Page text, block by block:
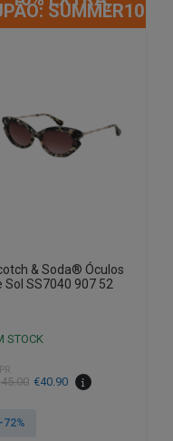
SUMMER10
& Soda® Óculos
Sol SS7040 907 52
STOCK
€40.90
-72%